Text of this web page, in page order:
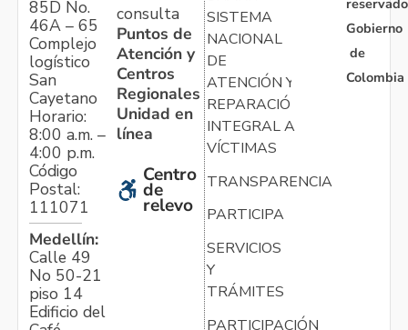
85D No.
46A – 65
Complejo
logístico
San
Cayetano
Horario:
8:00 a.m. –
4:00 p.m.
Código
Postal:
111071
Medellín:
Calle 49
No 50-21
piso 14
Edificio del
consulta
Puntos de
Atención y
Centros
Regionales
Unidad en
línea
Centro
de
relevo
SISTEMA
NACIONAL
DE
ATENCIÓN Y
REPARACIÓN
INTEGRAL A
VÍCTIMAS
TRANSPARENCIA
PARTICIPA
SERVICIOS
Y
TRÁMITES
PARTICIPACIÓN
Gobierno
de
Colombia